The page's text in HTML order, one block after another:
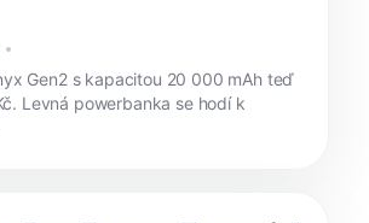
Gen2 s kapacitou 20 000 mAh teď
Levná powerbanka se hodí k